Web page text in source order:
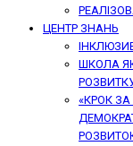
ЦЕНТР ЗНАНЬ
ШКОЛА
«КРОК